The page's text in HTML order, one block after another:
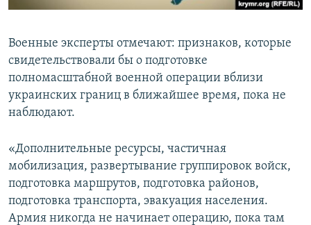
Военные эксперты отмечают: признаков, которые
свидетельствовали бы о подготовке
полномасштабной военной операции вблизи
украинских границ в ближайшее время, пока не
наблюдают.
«Дополнительные ресурсы, частичная
мобилизация, развертывание группировок войск,
подготовка маршрутов, подготовка районов,
подготовка транспорта, эвакуация населения.
Армия никогда не начинает операцию, пока там